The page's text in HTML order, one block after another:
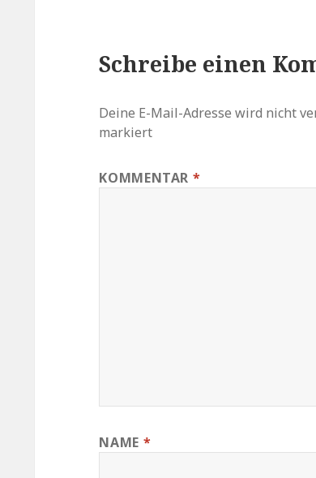
Schreibe einen
Deine E-Mail-Adresse wird nicht
markiert
KOMMENTAR *
NAME *